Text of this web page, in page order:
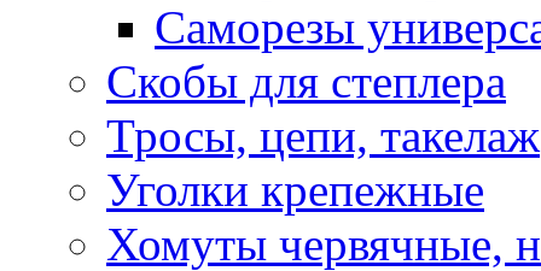
Саморезы
Скобы для степлера
Тросы, цепи, такелаж
Уголки крепежные
Хомуты червячные,